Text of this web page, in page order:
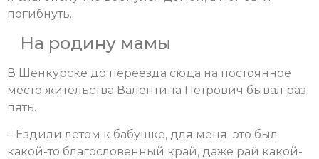
погибнуть.
На родину мамы
В Шенкурске до переезда сюда на постоянное
место жительства Валентина Петрович бывал раз
пять.
– Ездили летом к бабушке, для меня это был
какой-то благословенный край, даже рай какой-